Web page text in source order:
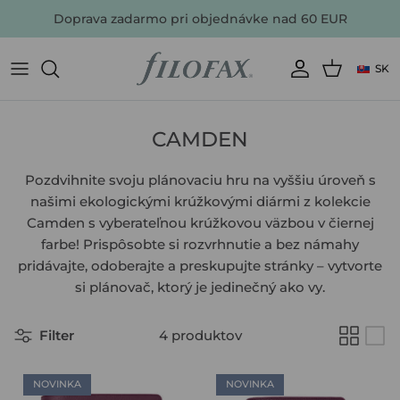
Doprava zadarmo pri objednávke nad 60 EUR
SK
NAJOBĽÚBENEJŠIE
NAJPREDÁVANEJŠÍ
AKTUÁLNE PONUKY
POZRITE SA NA ZĽAVNENÉ PRODUKTY
ZOBRAZIŤ VŠETKO
KÚPIŤ DIÁR
ZOBRAZIŤ VŠETKO
KÚPIŤ PLÁNOVAČ
ZOBRAZIŤ VŠETKO
KÚPIŤ ZÁPISNÍK
ZOBRAZIŤ VŠETKO
KÚPIŤ THE ORIGINAL PORTFOLIO
Aký typ náplne hľadáte?
KÚPIŤ NÁPLŇ DO DIÁRE & CLIPBOOKU
VŠETKO PŘÍSLUŠENSTVO
KÚPIŤ PRÍSLUŠENSTVO A DOPLNKY
CAMDEN
Pozdvihnite svoju plánovaciu hru na vyššiu úroveň s
našimi ekologickými krúžkovými diármi z kolekcie
Camden s vyberateľnou krúžkovou väzbou v čiernej
farbe! Prispôsobte si rozvrhnutie a bez námahy
pridávajte, odoberajte a preskupujte stránky – vytvorte
si plánovač, ktorý je jedinečný ako vy.
Filter 4 produktov
NOVINKA NOVINKA